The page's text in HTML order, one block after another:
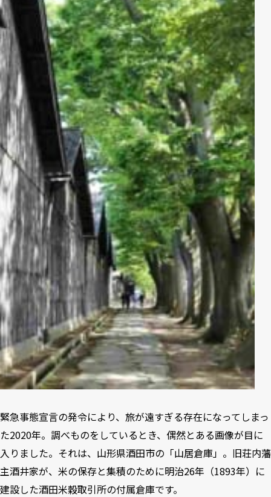
緊急事態宣言の発令により、旅が遠すぎる存在になってしまっ
た2020年。調べものをしているとき、偶然とある画像が目に
入りました。それは、山形県酒田市の「山居倉庫」。旧荘内藩
主酒井家が、米の保存と集積のために明治26年（1893年）に
建設した酒田米穀取引所の付属倉庫です。